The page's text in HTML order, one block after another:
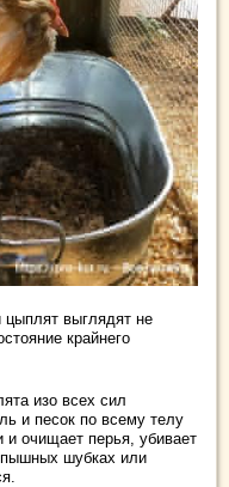
цыплят выглядят не
крайнего
изо всех сил
и песок по всему телу
и очищает перья, убивает
пышных шубках или